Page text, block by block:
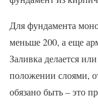
Для фундамента
меньше 200, а еще
Заливка делается
положении слоями,
обязано быть – это